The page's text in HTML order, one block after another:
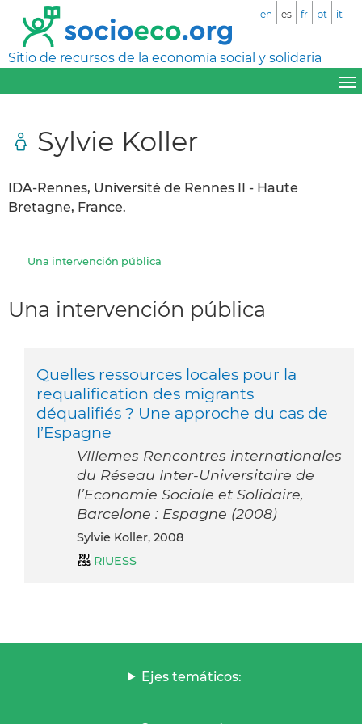
Sitio de recursos de la economía social y solidaria
en es fr pt it
Sylvie Koller
IDA-Rennes, Université de Rennes II - Haute
Bretagne, France.
Una intervención pública
Una intervención pública
Quelles ressources locales pour la
requalification des migrants
déqualifiés ? Une approche du cas de
l’Espagne
VIIIemes Rencontres internationales
du Réseau Inter-Universitaire de
l’Economie Sociale et Solidaire,
Barcelone : Espagne (2008)
Sylvie Koller, 2008
RIUESS
Ejes temáticos: